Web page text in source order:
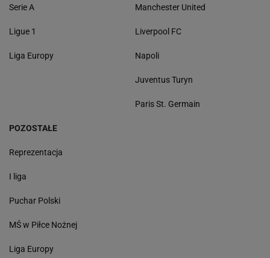
Serie A
Ligue 1
Liga Europy
Manchester United
Liverpool FC
Napoli
Juventus Turyn
Paris St. Germain
POZOSTAŁE
Reprezentacja
I liga
Puchar Polski
MŚ w Piłce Nożnej
Liga Europy